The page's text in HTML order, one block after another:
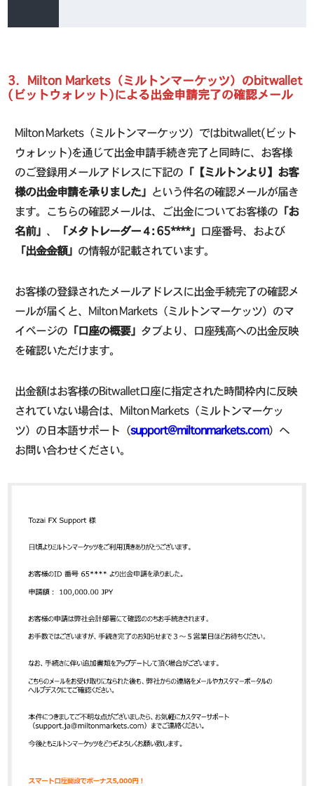
3．Milton Markets（ミルトンマーケッツ）のbitwallet
(ビットウォレット)による出金申請完了の確認メール
Milton Markets（ミルトンマーケッツ）ではbitwallet(ビット
ウォレット)を通じて出金申請手続き完了と同時に、お客様
のご登録用メールアドレスに下記の 「【ミルトンより】お客
様の出金申請を承りました」 という件名の確認メールが届き
ます。こちらの確認メールは、ご出金についてお客様の 「お
名前」 、 「メタトレーダー４: 65****」 口座番号、および
「出金金額」 の情報が記載されています。
お客様の登録されたメールアドレスに出金手続完了の確認メ
ールが届くと、Milton Markets（ミルトンマーケッツ）のマ
イページの 「口座の概要」 タブより、口座残高への出金反映
を確認いただけます。
出金額はお客様のBitwallet口座に指定された時間枠内に反映
されていない場合は、Milton Markets（ミルトンマーケッ
ツ）の日本語サポート（support@miltonmarkets.com）へ
お問い合わせください。